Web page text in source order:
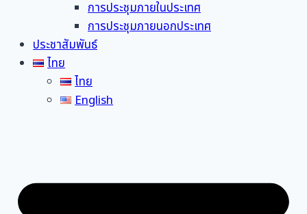
การประชุมภายในประเทศ
การประชุมภายนอกประเทศ
ประชาสัมพันธ์
ไทย
ไทย
English